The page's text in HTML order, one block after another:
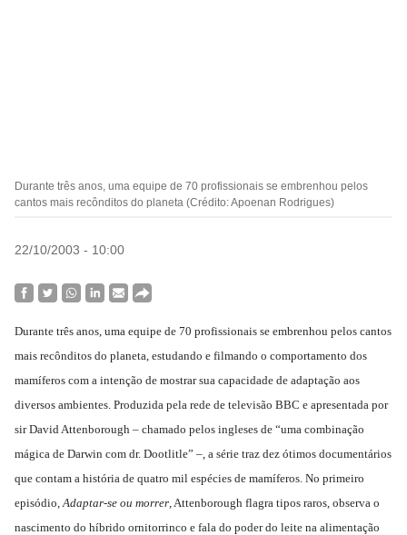
Durante três anos, uma equipe de 70 profissionais se embrenhou pelos
cantos mais recônditos do planeta (Crédito: Apoenan Rodrigues)
22/10/2003 - 10:00
Durante três anos, uma equipe de 70 profissionais se embrenhou pelos cantos
mais recônditos do planeta, estudando e filmando o comportamento dos
mamíferos com a intenção de mostrar sua capacidade de adaptação aos
diversos ambientes. Produzida pela rede de televisão BBC e apresentada por
sir David Attenborough – chamado pelos ingleses de “uma combinação
mágica de Darwin com dr. Dootlitle” –, a série traz dez ótimos documentários
que contam a história de quatro mil espécies de mamíferos. No primeiro
episódio,Adaptar-se ou morrer, Attenborough flagra tipos raros, observa o
nascimento do híbrido ornitorrinco e fala do poder do leite na alimentação